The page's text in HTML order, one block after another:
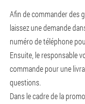
Afin de commander des
laissez une demande
numéro de téléphone
Ensuite, le responsable
commande pour une
questions.
Dans le cadre de la